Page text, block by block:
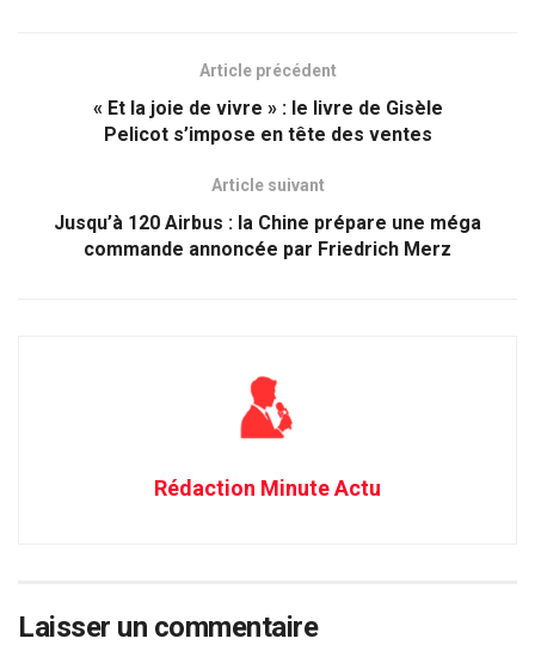
Article précédent
« Et la joie de vivre » : le livre de Gisèle
Pelicot s’impose en tête des ventes
Article suivant
Jusqu’à 120 Airbus : la Chine prépare une méga
commande annoncée par Friedrich Merz
Rédaction Minute Actu
Laisser un commentaire